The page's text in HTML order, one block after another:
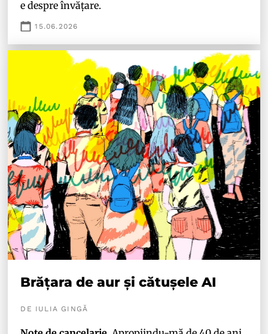
e despre învățare.
15.06.2026
Brățara de aur și cătușele AI
DE IULIA GINGĂ